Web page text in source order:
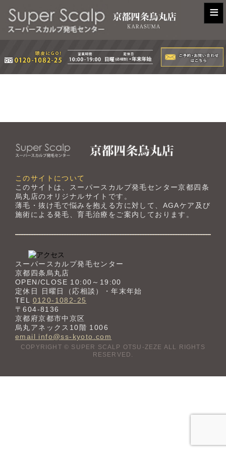
≡
このサイトについて
このサイトは、スーパースカルプ発毛センター京都四条
烏丸店のオリジナルサイトです。
薄毛・抜け毛で悩みを抱える方に対して、AGAケア及び
施術による発毛、育毛治療をご案内しております。
スーパースカルプ発毛センター
京都四条烏丸店
OPEN/CLOSE 10:00～19:00
定休日 日曜日（応相談）・年末年始
TEL 0120-1082-25
〒604-8136
京都府京都市中京区
烏丸アネックス10階 1006
email info@ss-kyoto.com
COPYRIGHT © SUPER SCALP OTSU-ZEZE ALL RIGHTS
RESERVED.